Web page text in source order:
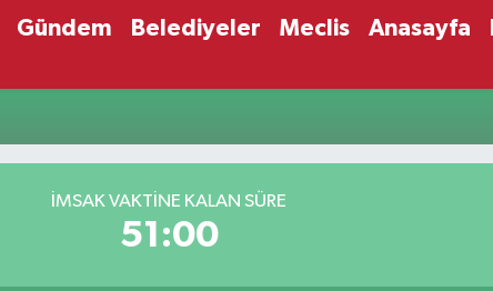
Gündem Belediyeler Meclis Anasayfa
İMSAK VAKTİNE KALAN SÜRE
51:00